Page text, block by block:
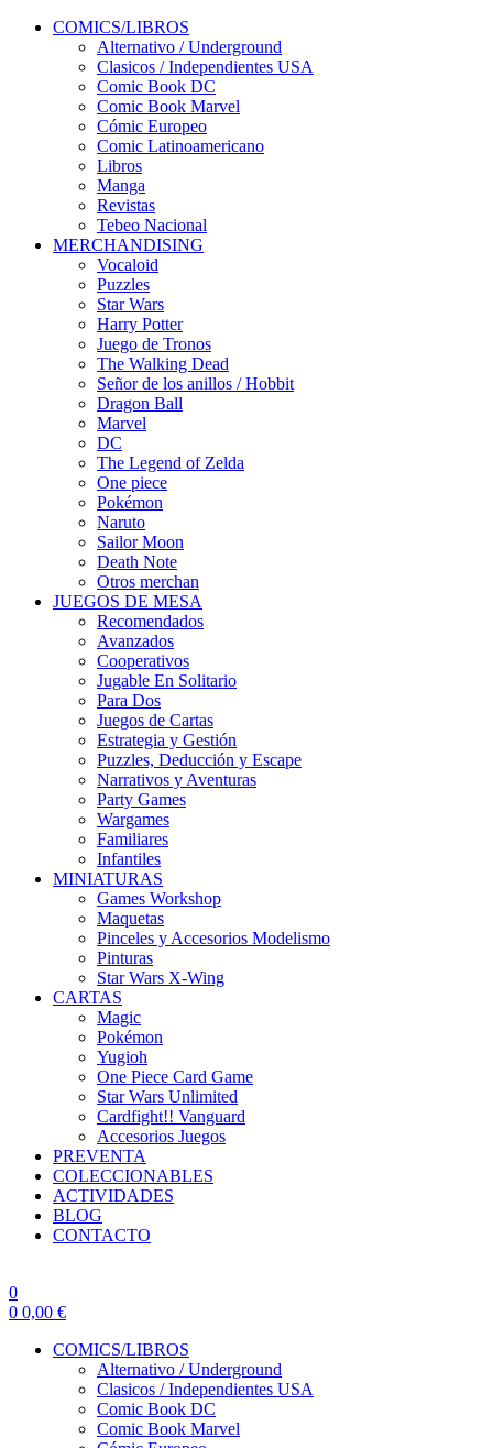
COMICS/LIBROS
Alternativo / Underground
Clasicos / Independientes USA
Comic Book DC
Comic Book Marvel
Cómic Europeo
Comic Latinoamericano
Libros
Manga
Revistas
Tebeo Nacional
MERCHANDISING
Vocaloid
Puzzles
Star Wars
Harry Potter
Juego de Tronos
The Walking Dead
Señor de los anillos / Hobbit
Dragon Ball
Marvel
DC
The Legend of Zelda
One piece
Pokémon
Naruto
Sailor Moon
Death Note
Otros merchan
JUEGOS DE MESA
Recomendados
Avanzados
Cooperativos
Jugable En Solitario
Para Dos
Juegos de Cartas
Estrategia y Gestión
Puzzles, Deducción y Escape
Narrativos y Aventuras
Party Games
Wargames
Familiares
Infantiles
MINIATURAS
Games Workshop
Maquetas
Pinceles y Accesorios Modelismo
Pinturas
Star Wars X-Wing
CARTAS
Magic
Pokémon
Yugioh
One Piece Card Game
Star Wars Unlimited
Cardfight!! Vanguard
Accesorios Juegos
PREVENTA
COLECCIONABLES
ACTIVIDADES
BLOG
CONTACTO
0
0 0,00 €
COMICS/LIBROS
Alternativo / Underground
Clasicos / Independientes USA
Comic Book DC
Comic Book Marvel